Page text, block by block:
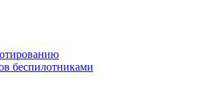
беспилотниками